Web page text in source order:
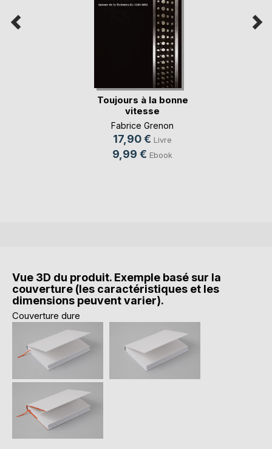
Toujours à la bonne
vitesse
Fabrice Grenon
17,90 € Livre
9,99 € Ebook
Vue 3D du produit. Exemple basé sur la
couverture (les caractéristiques et les
dimensions peuvent varier).
Couverture dure